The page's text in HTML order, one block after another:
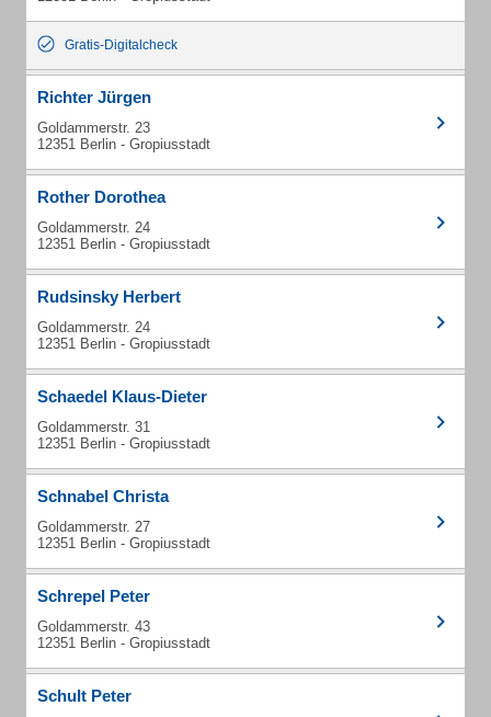
Gratis-Digitalcheck
Richter Jürgen
Goldammerstr. 23
12351 Berlin - Gropiusstadt
Rother Dorothea
Goldammerstr. 24
12351 Berlin - Gropiusstadt
Rudsinsky Herbert
Goldammerstr. 24
12351 Berlin - Gropiusstadt
Schaedel Klaus-Dieter
Goldammerstr. 31
12351 Berlin - Gropiusstadt
Schnabel Christa
Goldammerstr. 27
12351 Berlin - Gropiusstadt
Schrepel Peter
Goldammerstr. 43
12351 Berlin - Gropiusstadt
Schult Peter